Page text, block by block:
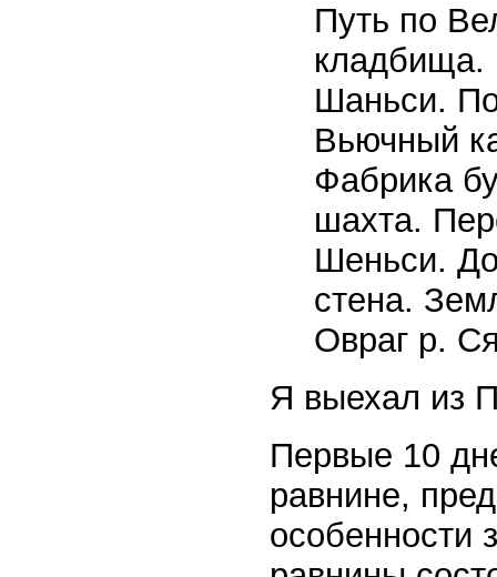
Путь по
кладбища.
Шаньси.
Вьючный
Фабрика
шахта.
Шеньси.
стена.
Овраг р.
Я выехал из
Первые 10
равнине,
особенности